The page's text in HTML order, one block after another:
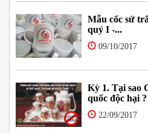
Mẫu cốc sứ
quý I -...
09/10/2017
Kỳ 1. Tại sao
quốc độc hại ?
22/09/2017